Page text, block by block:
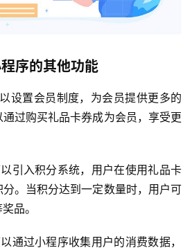
序的其他功能
设置会员制度，为会员提供更多的
过购买礼品卡券成为会员，享受更
引入积分系统，用户在使用礼品卡
。当积分达到一定数量时，用户可
品。
通过小程序收集用户的消费数据，